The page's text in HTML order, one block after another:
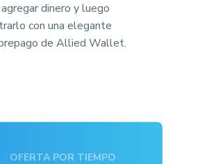
dinero y luego
con una elegante
de Allied Wallet.
OFERTA POR TIEMPO